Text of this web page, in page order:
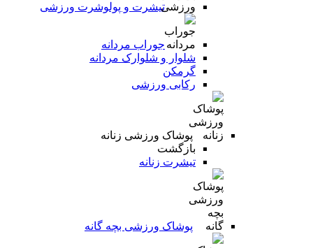
تیشرت و پولوشرت ورزشی
جوراب مردانه
شلوار و شلوارک مردانه
گرمکن
رکابی ورزشی
پوشاک ورزشی زنانه
بازگشت
تیشرت زنانه
پوشاک ورزشی بچه گانه